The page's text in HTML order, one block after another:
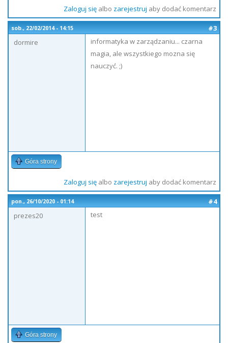
Zaloguj sięalbo zarejestruj aby dodać komentarz
sob., 22/02/2014 - 14:15
#3
dormire
informatyka w zarządzaniu... czarna
magia, ale wszystkiego mozna się
nauczyć. ;)
Góra strony
Zaloguj sięalbo zarejestruj aby dodać komentarz
pon., 26/10/2020 - 01:14
#4
prezes20
test
Góra strony